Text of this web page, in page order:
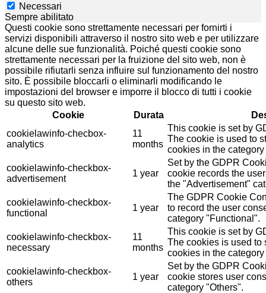
Necessari
Sempre abilitato
Questi cookie sono strettamente necessari per fornirti i
servizi disponibili attraverso il nostro sito web e per utilizzare
alcune delle sue funzionalità. Poiché questi cookie sono
strettamente necessari per la fruizione del sito web, non è
possibile rifiutarli senza influire sul funzionamento del nostro
sito. È possibile bloccarli o eliminarli modificando le
impostazioni del browser e imporre il blocco di tutti i cookie
su questo sito web.
Cookie
Durata
cookielawinfo-checbox-
analytics
11
months
This cookie is set by
The cookie is used to
cookies in the
cookielawinfo-checkbox-
advertisement
1 year
Set by the GDPR
cookie records the
the "Advertisement"
cookielawinfo-checkbox-
functional
1 year
The GDPR Cookie
to record the user
category "Functional".
cookielawinfo-checkbox-
necessary
11
months
This cookie is set by
The cookies is used to
cookies in the
cookielawinfo-checkbox-
others
1 year
Set by the GDPR
cookie stores user
category "Others".